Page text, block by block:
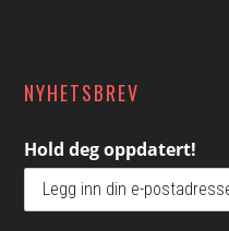
NYHETSBREV
Hold deg oppdatert!